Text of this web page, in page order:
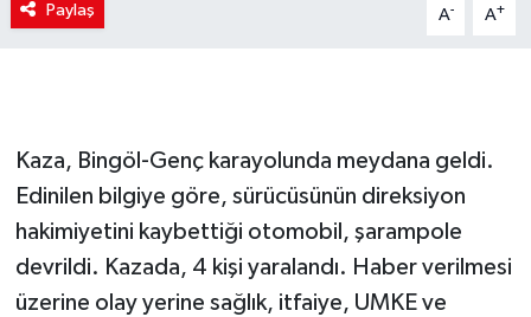
Paylaş A- A+
Kaza, Bingöl-Genç karayolunda meydana geldi.
Edinilen bilgiye göre, sürücüsünün direksiyon
hakimiyetini kaybettiği otomobil, şarampole
devrildi. Kazada, 4 kişi yaralandı. Haber verilmesi
üzerine olay yerine sağlık, itfaiye, UMKE ve